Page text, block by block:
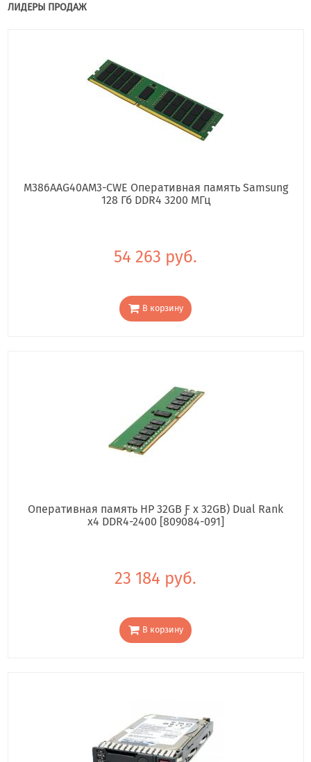
ЛИДЕРЫ ПРОДАЖ
M386AAG40AM3-CWE Оперативная память Samsung
128 Гб DDR4 3200 МГц
54 263 руб.
В корзину
Оперативная память HP 32GB Ƒ x 32GB) Dual Rank
x4 DDR4-2400 [809084-091]
23 184 руб.
В корзину